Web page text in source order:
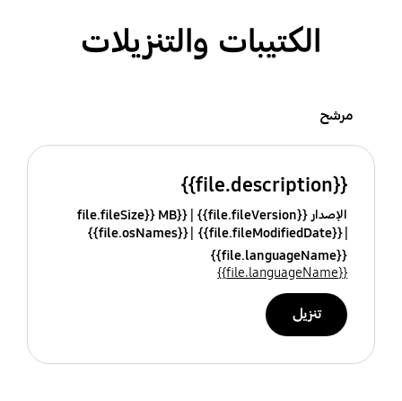
الكتيبات والتنزيلات
مرشح
{{file.description}}
الإصدار {{file.fileVersion}}
{{file.fileSize}} MB
{{file.fileModifiedDate}}
{{file.osNames}}
{{file.languageName}}
{{file.languageName}}
تنزيل